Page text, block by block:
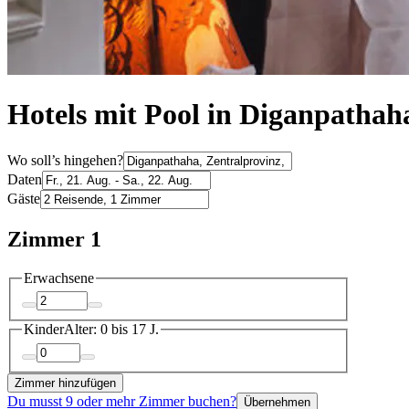
Hotels mit Pool in
Wo soll’s hingehen?
Daten
Gäste
Zimmer 1
Erwachsene
KinderAlter: 0 bis 17 J.
Zimmer hinzufügen
Du musst 9 oder mehr Zimmer buchen? Übernehmen